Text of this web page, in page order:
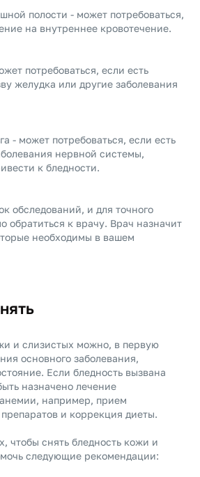
полости - может потребоваться,
на внутреннее кровотечение.
потребоваться, если есть
желудка или другие заболевания
- может потребоваться, если есть
нервной системы,
к бледности.
обследований, и для точного
обратиться к врачу. Врач назначит
необходимы в вашем
и слизистых можно, в первую
основного заболевания,
Если бледность вызвана
назначено лечение
например, прием
и коррекция диеты.
чтобы снять бледность кожи и
следующие рекомендации: